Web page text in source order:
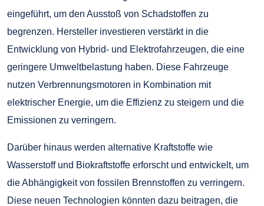
eingeführt, um den Ausstoß von Schadstoffen zu
begrenzen. Hersteller investieren verstärkt in die
Entwicklung von Hybrid- und Elektrofahrzeugen, die eine
geringere Umweltbelastung haben. Diese Fahrzeuge
nutzen Verbrennungsmotoren in Kombination mit
elektrischer Energie, um die Effizienz zu steigern und die
Emissionen zu verringern.
Darüber hinaus werden alternative Kraftstoffe wie
Wasserstoff und Biokraftstoffe erforscht und entwickelt, um
die Abhängigkeit von fossilen Brennstoffen zu verringern.
Diese neuen Technologien könnten dazu beitragen, die